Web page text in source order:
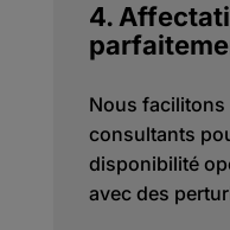
4.
Nous facilitons
consultants
disponibilité
avec des